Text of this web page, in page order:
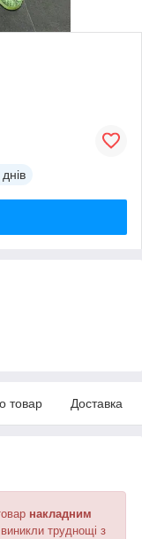
товар Доставка
накладним
труднощі з